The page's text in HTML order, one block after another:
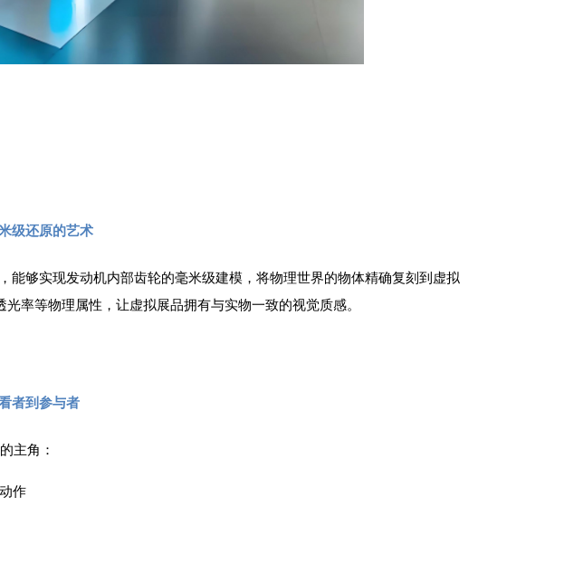
级还原的艺术
够实现发动机内部齿轮的毫米级建模，将物理世界的物体精确复刻到虚拟
率等物理属性，让虚拟展品拥有与实物一致的视觉质感。
者到参与者
主角：
作